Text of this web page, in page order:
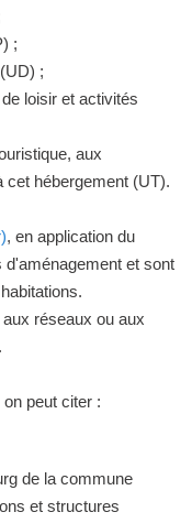
;
;
loisir et activités
aux
hébergement (UT).
, en application du
et sont
réseaux ou aux
peut citer :
de la commune
et structures